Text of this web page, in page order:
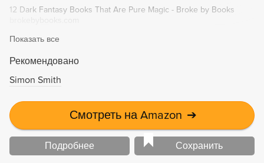
12 Dark Fantasy Books That Are Pure Magic - Broke by Books
Показать все
Рекомендовано
Simon Smith
Смотреть на Amazon ➔
Подробнее Сохранить